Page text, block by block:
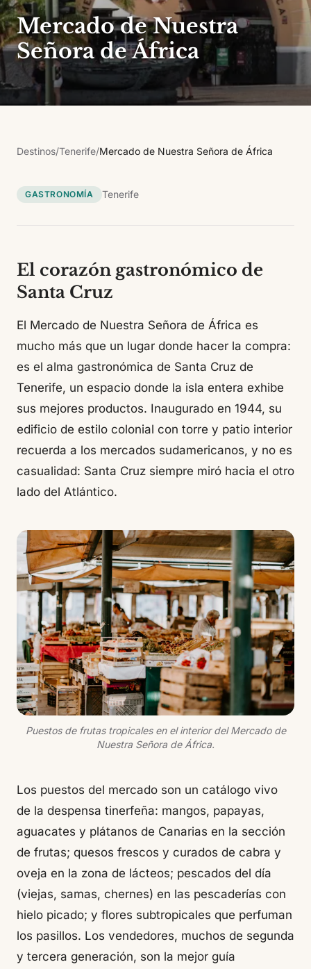
Mercado de Nuestra
Señora de África
Destinos/Tenerife/Mercado de Nuestra Señora de África
GASTRONOMÍA Tenerife
El corazón gastronómico de
Santa Cruz
El Mercado de Nuestra Señora de África es
mucho más que un lugar donde hacer la compra:
es el alma gastronómica de Santa Cruz de
Tenerife, un espacio donde la isla entera exhibe
sus mejores productos. Inaugurado en 1944, su
edificio de estilo colonial con torre y patio interior
recuerda a los mercados sudamericanos, y no es
casualidad: Santa Cruz siempre miró hacia el otro
lado del Atlántico.
Puestos de frutas tropicales en el interior del Mercado de
Nuestra Señora de África.
Los puestos del mercado son un catálogo vivo
de la despensa tinerfeña: mangos, papayas,
aguacates y plátanos de Canarias en la sección
de frutas; quesos frescos y curados de cabra y
oveja en la zona de lácteos; pescados del día
(viejas, samas, chernes) en las pescaderías con
hielo picado; y flores subtropicales que perfuman
los pasillos. Los vendedores, muchos de segunda
y tercera generación, son la mejor guía